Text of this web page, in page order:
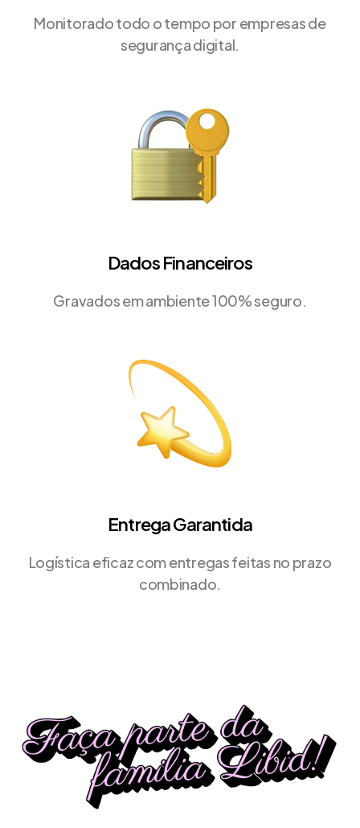
Monitorado todo o tempo por empresas de
segurança digital.
Dados Financeiros
Gravados em ambiente 100% seguro.
Entrega Garantida
Logística eficaz com entregas feitas no prazo
combinado.